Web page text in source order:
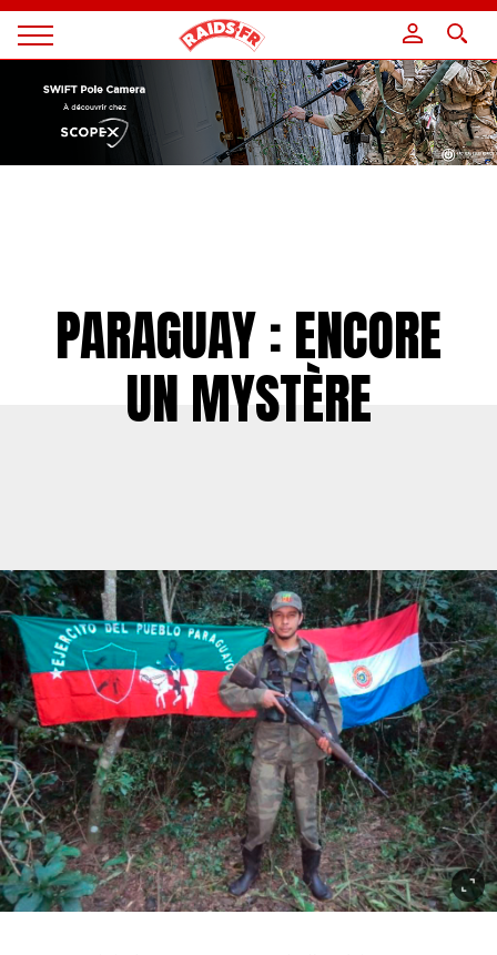
Magazine
PARAGUAY : ENCORE
UN MYSTÈRE
Panneau de gestion des cookies